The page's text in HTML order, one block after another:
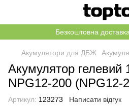
Безкоштовна
Акумулятори для ДБЖ
Акумулятор гелевий
NPG12-200 (NPG12-
Артикул: 123273 Написати відгук